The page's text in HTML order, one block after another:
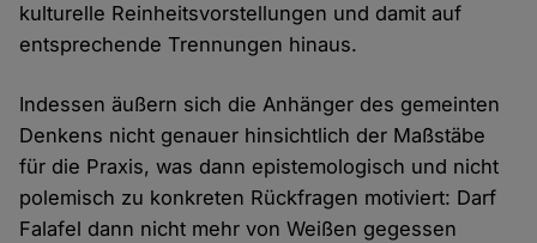
kulturelle Reinheitsvorstellungen und damit auf
entsprechende Trennungen hinaus.
Indessen äußern sich die Anhänger des gemeinten
Denkens nicht genauer hinsichtlich der Maßstäbe
für die Praxis, was dann epistemologisch und nicht
polemisch zu konkreten Rückfragen motiviert: Darf
Falafel dann nicht mehr von Weißen gegessen